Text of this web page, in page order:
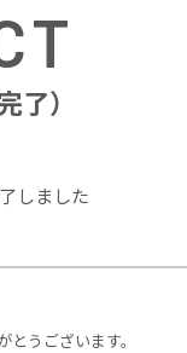
了）
しました
うございます。